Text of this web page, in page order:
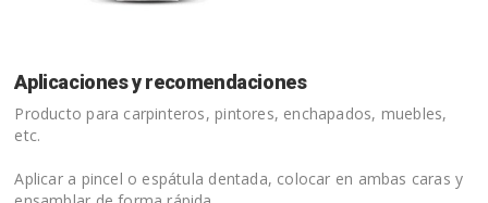
Aplicaciones y recomendaciones
Producto para carpinteros, pintores, enchapados, muebles,
etc.
Aplicar a pincel o espátula dentada, colocar en ambas caras y